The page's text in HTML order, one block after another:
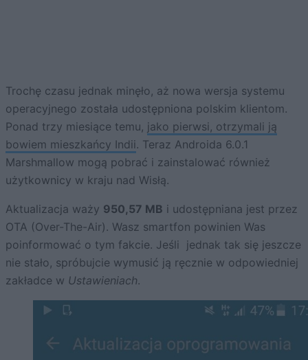
Trochę czasu jednak minęło, aż nowa wersja systemu
operacyjnego została udostępniona polskim klientom.
Ponad trzy miesiące temu, jako pierwsi, otrzymali ją
bowiem mieszkańcy Indii. Teraz Androida 6.0.1
Marshmallow mogą pobrać i zainstalować również
użytkownicy w kraju nad Wisłą.
Aktualizacja waży 950,57 MB i udostępniana jest przez
OTA (Over-The-Air). Wasz smartfon powinien Was
poinformować o tym fakcie. Jeśli jednak tak się jeszcze
nie stało, spróbujcie wymusić ją ręcznie w odpowiedniej
zakładce w Ustawieniach.